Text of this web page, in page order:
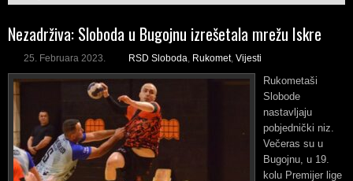
Nezadrživa: Sloboda u Bugojnu izrešetala mrežu Iskre
25. Februara 2023. RSD Sloboda Rukomet, Vijesti
Rukometaši
Slobode
nastavljaju
pobjednički niz.
Večeras su u
Bugojnu, u 19.
kolu Premijer lige